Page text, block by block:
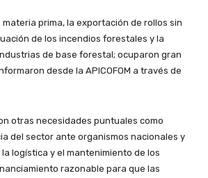
prima, la exportación de rollos sin
de los incendios forestales y la
de base forestal; ocuparon gran
desde la APICOFOM a través de
otras necesidades puntuales como
del sector ante organismos nacionales y
logística y el mantenimiento de los
razonable para que las